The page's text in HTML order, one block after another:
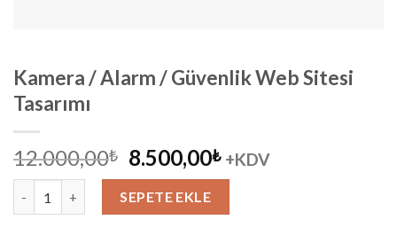
Kamera / Alarm / Güvenlik Web Sitesi
Tasarımı
12.000,00₺ Orijinal
fiyat:
12.000,00₺.
8.500,00₺Şu
andaki
8.500,00₺.
+KDV
SEPETE EKLE